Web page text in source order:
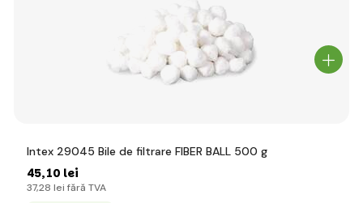
Intex 29045 Bile de filtrare FIBER BALL 500 g
45,10 lei
37,28 lei fără TVA